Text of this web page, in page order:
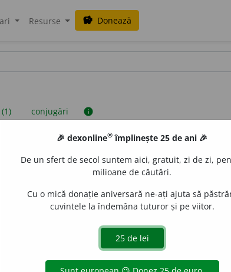
Resurse savings Donează
conjugări info
sunt compilate de echipa dexonline. Definițiile
reordona filele pe pagina depreferințe.
surse
🎉 dexonline® împlinește 25 de ani 🎉
De un sfert de secol suntem aici, gratuit, zi de zi,
milioane de căutări.
Cu o mică donație aniversară ne-ați ajuta să
cuvintele la îndemâna tuturor și pe viitor.